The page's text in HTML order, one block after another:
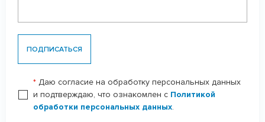
ПОДПИСАТЬСЯ
* Даю согласие на обработку персональных данных
и подтверждаю, что ознакомлен с Политикой
обработки персональных данных.